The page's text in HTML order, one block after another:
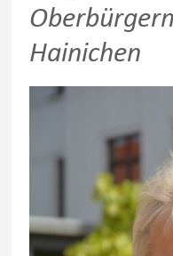
Hainichen